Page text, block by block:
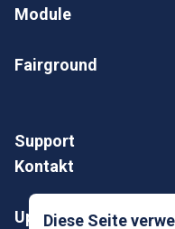
Module
Fairground
Support
Kontakt
UpdateDiese Seite